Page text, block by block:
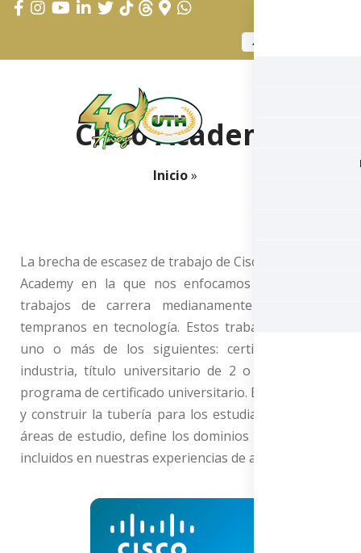
APLICAR AHORA
Cisco Academy
Inicio»
La brecha de escasez de trabajo de Cisco Networking
Academy en la que nos enfocamos en cerrar es
trabajos de carrera medianamente calificados y
tempranos en tecnología. Estos trabajos requieren
uno o más de los siguientes: certificación de la
industria, título universitario de 2 o 4 años y / o
programa de certificado universitario. Estos trabajos,
y construir la tubería para los estudiantes en estas
áreas de estudio, define los dominios de habilidades
incluidos en nuestras experiencias de aprendizaje.